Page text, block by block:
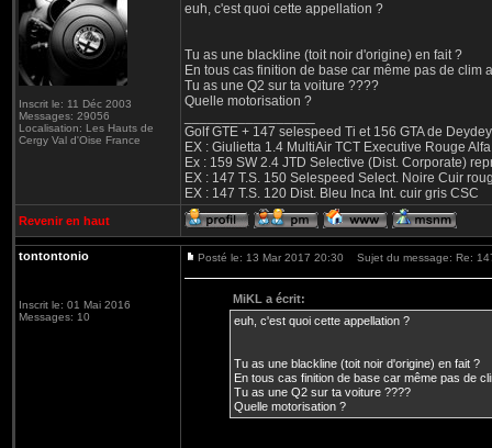
Inscrit le: 11 Déc 2003
Messages: 29056
Localisation: Les Hauts de
Cergy Val d'Oise France
euh, c'est quoi cette appellation ?
Tu as une blackline (toit noir d'origine) en fait ?
En tous cas finition de base car même pas de clim
Tu as une Q2 sur ta voiture ????
Quelle motorisation ?
Golf GTE + 147 selespeed Ti et 156 GTA de
EX : Giulietta 1.4 MultiAir TCT Executive Rouge
Ex : 159 SW 2.4 JTD Selective (Dist. Corporate)
EX : 147 T.S. 150 Selespeed Select. Noire Cuir
EX : 147 T.S. 120 Dist. Bleu Inca Int. cuir gris CSC
Revenir en haut
tontontonio
Inscrit le: 01 Mai 2016
Messages: 10
Posté le: 13 Mar 2017 20:30 Sujet du message: Re:
MiKL a écrit:
euh, c'est quoi cette appellation ?
Tu as une blackline (toit noir d'origine) en fait ?
En tous cas finition de base car même pas de
Tu as une Q2 sur ta voiture ????
Quelle motorisation ?